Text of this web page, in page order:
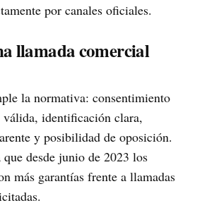
por canales oficiales.
llamada comercial
la normativa: consentimiento
identificación clara,
y posibilidad de oposición.
desde junio de 2023 los
más garantías frente a llamadas